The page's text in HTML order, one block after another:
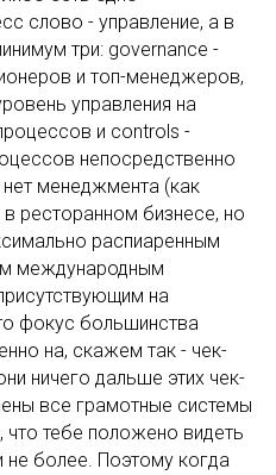
слово - управление, а в
три: governance -
и топ-менеджеров,
управления на
и controls -
непосредственно
менеджмента (как
ресторанном бизнесе, но
распиаренным
международным
на
фокус большинства
на, скажем так - чек-
ничего дальше этих чек-
все грамотные системы
что тебе положено видеть
более. Поэтому когда